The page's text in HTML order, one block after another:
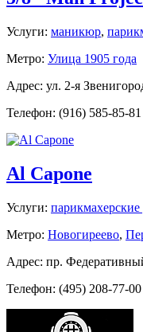
Услуги: маникюр,
Метро: Улица 1905 года
Адрес: ул. 2-я
Телефон: (916) 585-85-81
Al Capone
Услуги: парикмахерские
Метро: Новогиреево,
Адрес: пр.
Телефон: (495) 208-77-00